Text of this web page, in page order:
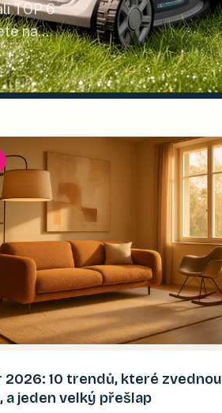
TOP 6
na
2026: 10 trendů, které zvednou
a jeden velký přešlap